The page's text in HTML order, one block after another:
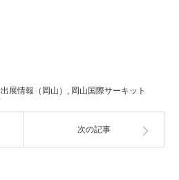
出展情報（岡山） , 岡山国際サーキット
次の記事